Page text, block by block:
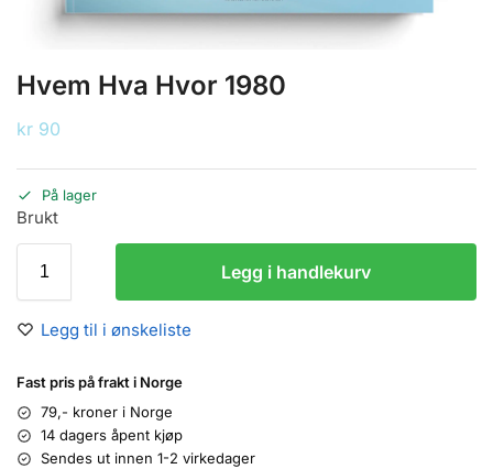
Hvem Hva Hvor 1980
kr 90
På lager
Brukt
Legg i handlekurv
Legg til i ønskeliste
Fast pris på frakt i Norge
79,- kroner i Norge
14 dagers åpent kjøp
Sendes ut innen 1-2 virkedager